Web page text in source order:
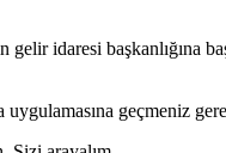
idaresi başkanlığına
geçmeniz